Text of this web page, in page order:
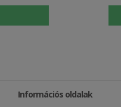
Információs oldalak